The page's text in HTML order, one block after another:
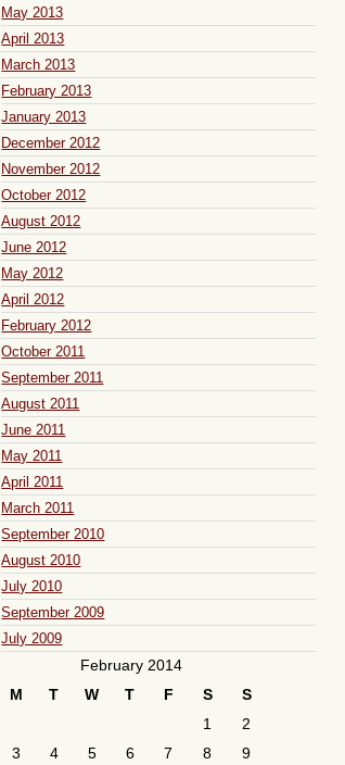
May 2013
April 2013
March 2013
February 2013
January 2013
December 2012
November 2012
October 2012
August 2012
June 2012
May 2012
April 2012
February 2012
October 2011
September 2011
August 2011
June 2011
May 2011
April 2011
March 2011
September 2010
August 2010
July 2010
September 2009
July 2009
February 2014
M
T W T F S
S
1
2
3
4 5 6 7 8 9